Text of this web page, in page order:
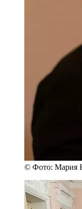
© Фото: Мария